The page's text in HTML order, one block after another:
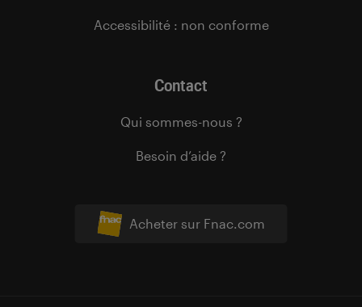
Acheter sur Fnac.com
Accessibilité : non conforme
Contact
Qui sommes-nous ?
Besoin d’aide ?